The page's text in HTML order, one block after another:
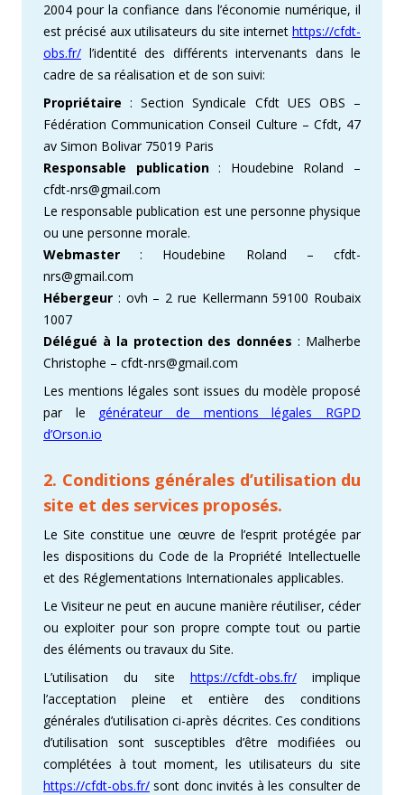
2004 pour la confiance dans l’économie numérique, il
est précisé aux utilisateurs du site internet https://cfdt-
obs.fr/ l’identité des différents intervenants dans le
cadre de sa réalisation et de son suivi:
Propriétaire : Section Syndicale Cfdt UES OBS –
Fédération Communication Conseil Culture – Cfdt, 47
av Simon Bolivar 75019 Paris
Responsable publication: Houdebine Roland –
cfdt-nrs@gmail.com
Le responsable publication est une personne physique
ou une personne morale.
Webmaster : Houdebine Roland – cfdt-
nrs@gmail.com
Hébergeur : ovh – 2 rue Kellermann 59100 Roubaix
1007
Délégué à la protection des données : Malherbe
Christophe – cfdt-nrs@gmail.com
Les mentions légales sont issues du modèle proposé
par le générateur de mentions légales RGPD
d’Orson.io
2. Conditions générales d’utilisation du
site et des services proposés.
Le Site constitue une œuvre de l’esprit protégée par
les dispositions du Code de la Propriété Intellectuelle
et des Réglementations Internationales applicables.
Le Visiteur ne peut en aucune manière réutiliser, céder
ou exploiter pour son propre compte tout ou partie
des éléments ou travaux du Site.
L’utilisation du site https://cfdt-obs.fr/implique
l’acceptation pleine et entière des conditions
générales d’utilisation ci-après décrites. Ces conditions
d’utilisation sont susceptibles d’être modifiées ou
complétées à tout moment, les utilisateurs du site
https://cfdt-obs.fr/ sont donc invités à les consulter de